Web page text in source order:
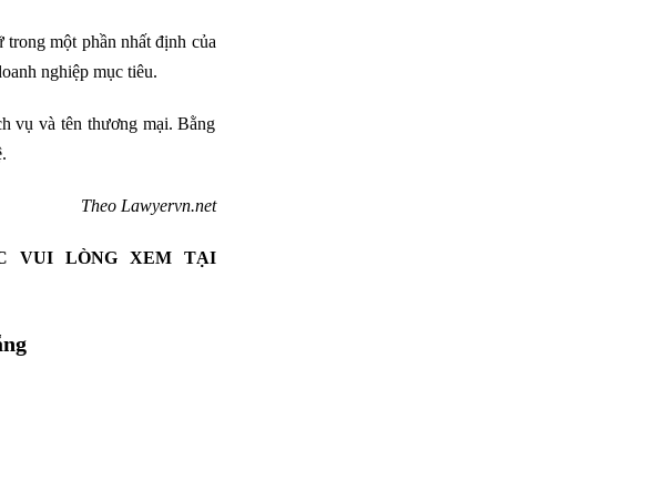
một phần nhất định của
nghiệp mục tiêu.
vụ và tên thương mại. Bằng
Theo Lawyervn.net
VUI LÒNG XEM TẠI